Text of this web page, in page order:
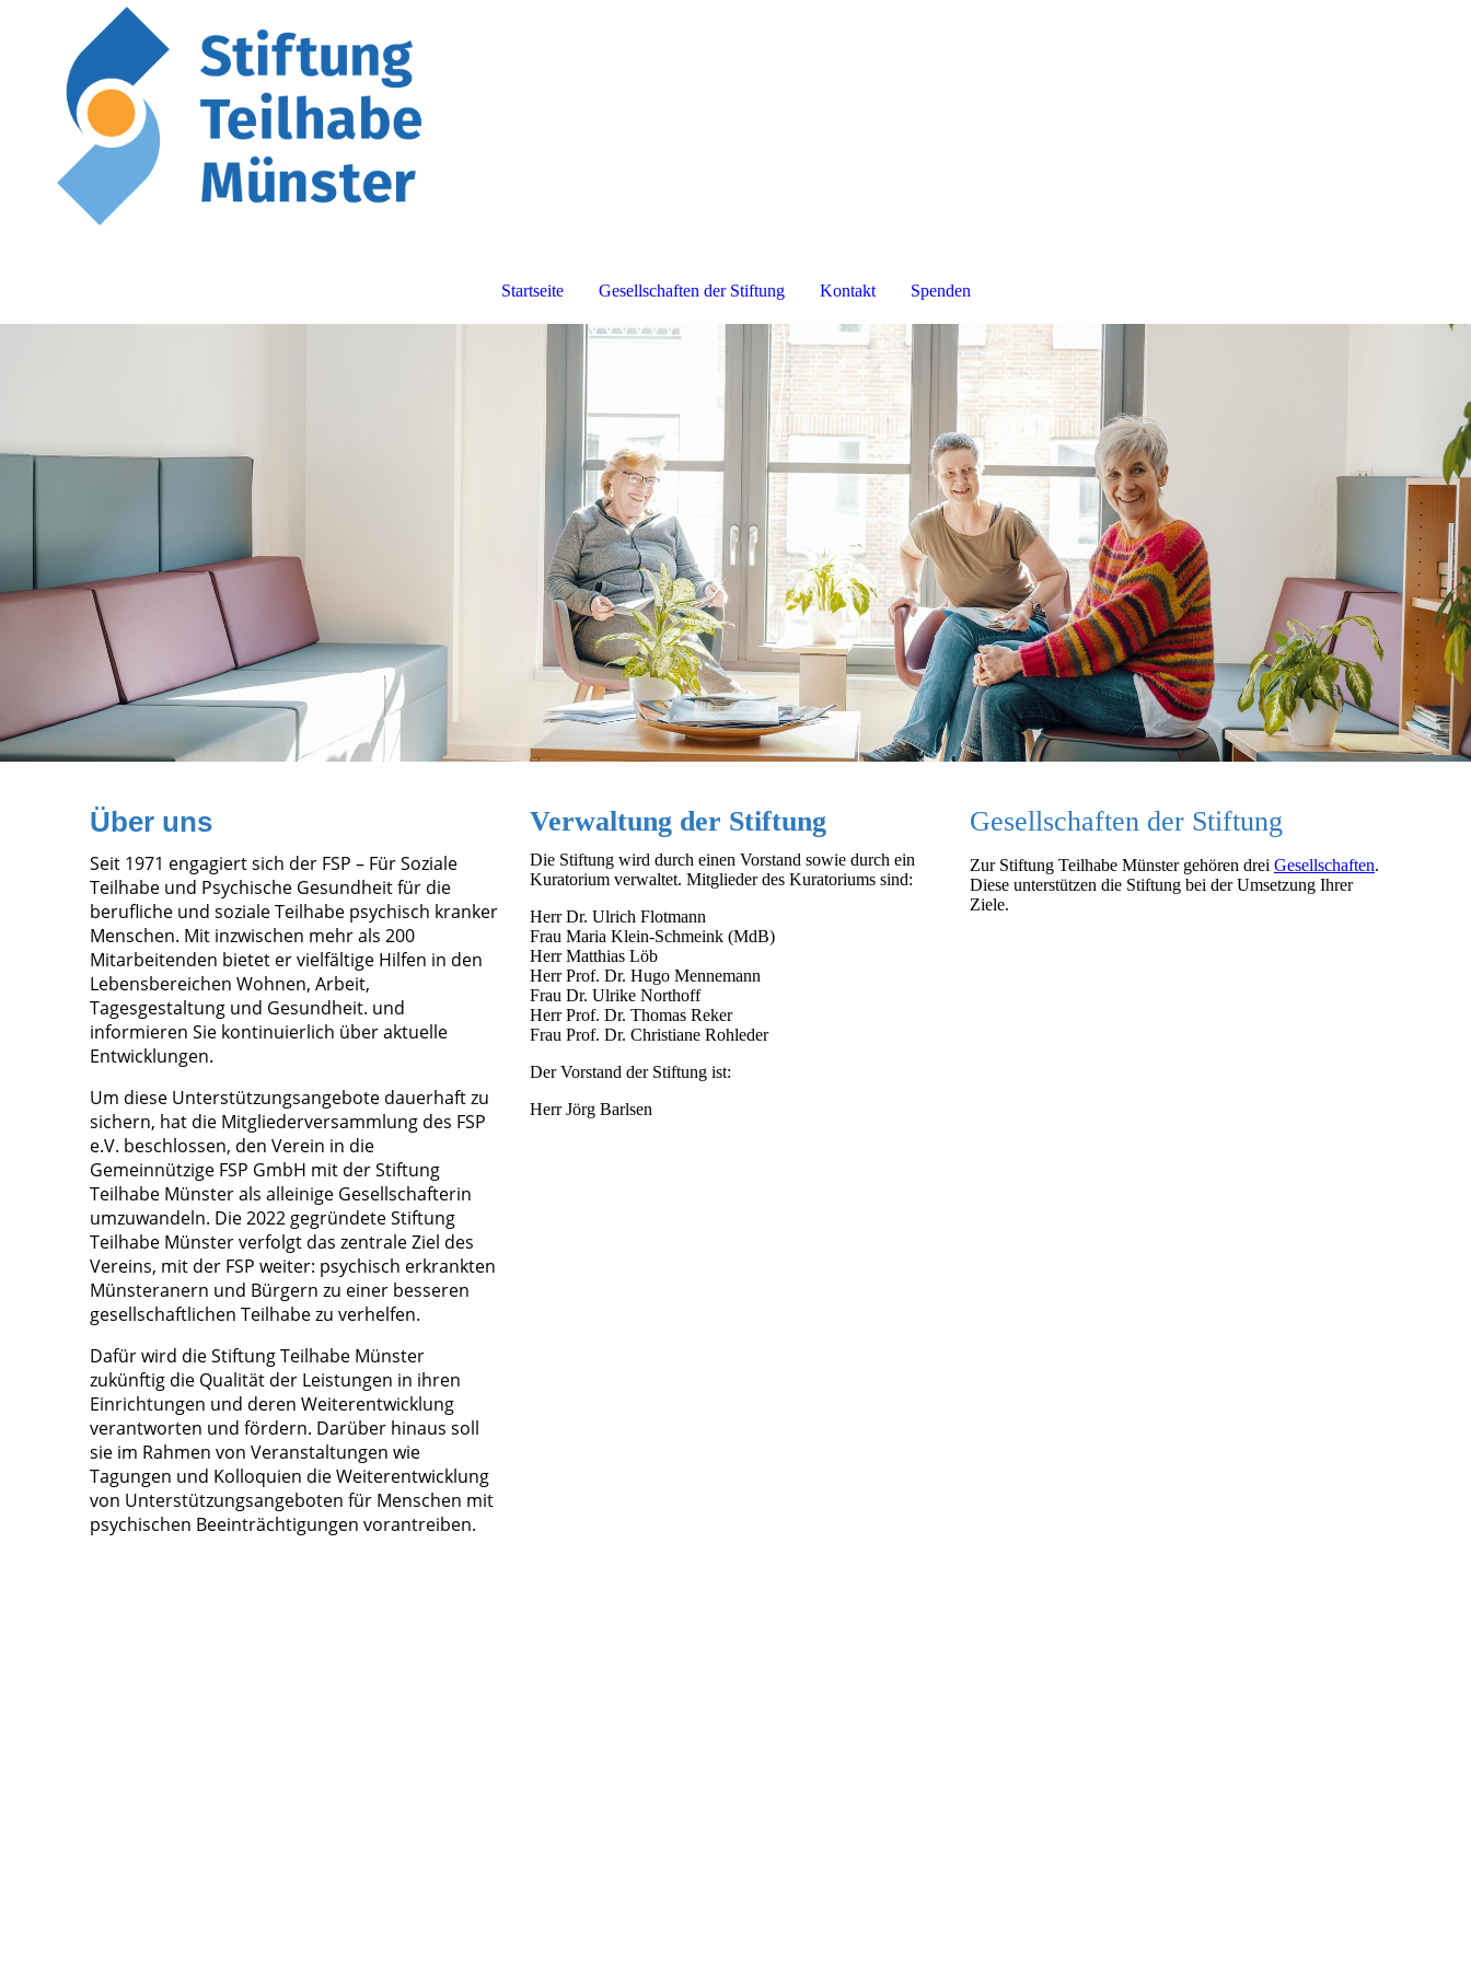
Startseite Gesellschaften der Stiftung Kontakt Spenden
Über uns
Seit 1971 engagiert sich der FSP – Für Soziale
Teilhabe und Psychische Gesundheit für die
berufliche und soziale Teilhabe psychisch kranker
Menschen. Mit inzwischen mehr als 200
Mitarbeitenden bietet er vielfältige Hilfen in den
Lebensbereichen Wohnen, Arbeit,
Tagesgestaltung und Gesundheit. und
informieren Sie kontinuierlich über aktuelle
Entwicklungen.
Um diese Unterstützungsangebote dauerhaft zu
sichern, hat die Mitgliederversammlung des FSP
e.V. beschlossen, den Verein in die
Gemeinnützige FSP GmbH mit der Stiftung
Teilhabe Münster als alleinige Gesellschafterin
umzuwandeln. Die 2022 gegründete Stiftung
Teilhabe Münster verfolgt das zentrale Ziel des
Vereins, mit der FSP weiter: psychisch erkrankten
Münsteranern und Bürgern zu einer besseren
gesellschaftlichen Teilhabe zu verhelfen.
Dafür wird die Stiftung Teilhabe Münster
zukünftig die Qualität der Leistungen in ihren
Einrichtungen und deren Weiterentwicklung
verantworten und fördern. Darüber hinaus soll
sie im Rahmen von Veranstaltungen wie
Tagungen und Kolloquien die Weiterentwicklung
von Unterstützungsangeboten für Menschen mit
psychischen Beeinträchtigungen vorantreiben.
Verwaltung der Stiftung
Die Stiftung wird durch einen Vorstand sowie durch ein
Kuratorium verwaltet. Mitglieder des Kuratoriums sind:
Herr Dr. Ulrich Flotmann
Frau Maria Klein-Schmeink (MdB)
Herr Matthias Löb
Herr Prof. Dr. Hugo Mennemann
Frau Dr. Ulrike Northoff
Herr Prof. Dr. Thomas Reker
Frau Prof. Dr. Christiane Rohleder
Der Vorstand der Stiftung ist:
Herr Jörg Barlsen
Gesellschaften der Stiftung
Zur Stiftung Teilhabe Münster gehören drei Gesellschaften.
Diese unterstützen die Stiftung bei der Umsetzung Ihrer
Ziele.